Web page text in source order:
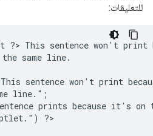
للتعليقات:
?> This sentence won't print
same line.
sentence won't print
line.";
prints because it's on
?>